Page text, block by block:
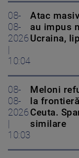
08-
08-
2026
10:04
Atac
au impus
Ucraina,
08-
08-
2026
10:03
Meloni
la
Ceuta.
similare